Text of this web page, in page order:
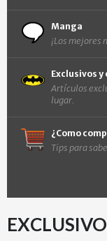
Manga
¡Los mejores
Exclusivos
Artículos
lugar.
¿Como
Tips para